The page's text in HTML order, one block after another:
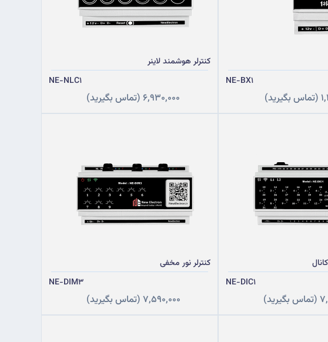
NE-BX1
(تماس بگیرید)
کنترلر هوشمند لاینر
NE-NLC1
6,930,000 (تماس بگیرید)
NE-DIC1
(تماس بگیرید)
کنترلر نور مخفی
NE-DIM3
7,590,000 (تماس بگیرید)